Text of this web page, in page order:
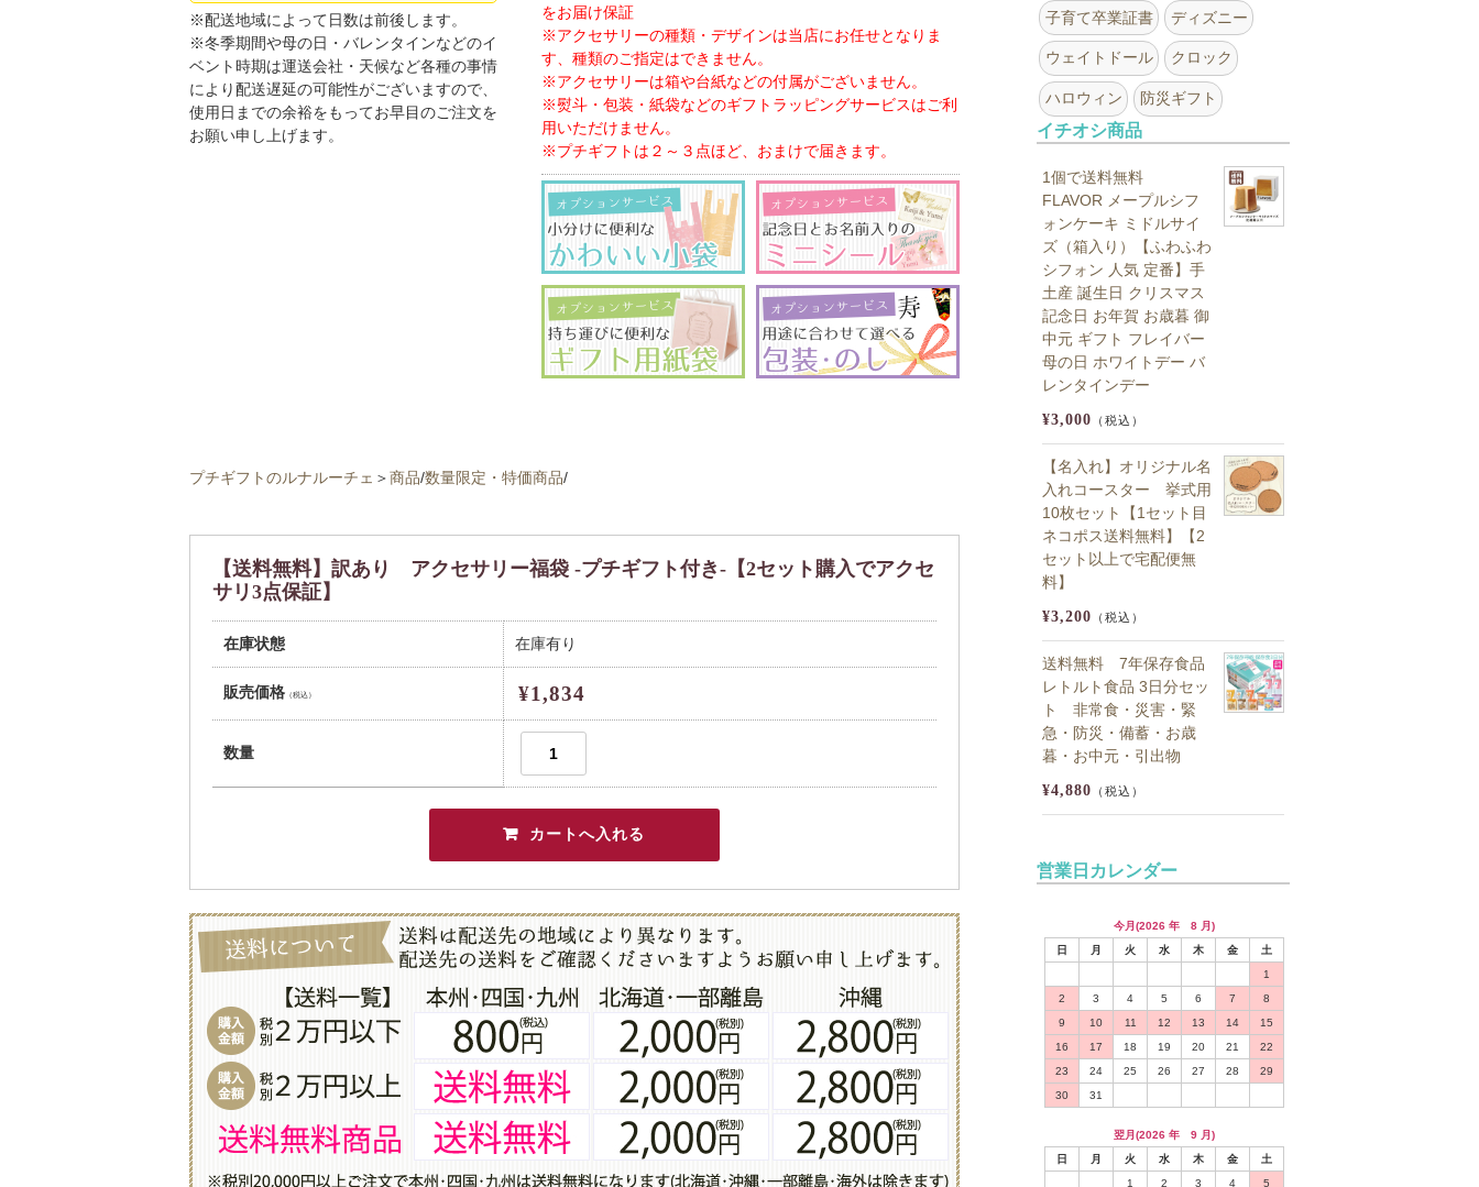
※配送地域によって日数は前後します。
※冬季期間や母の日・バレンタインなどのイ
ベント時期は運送会社・天候など各種の事情
により配送遅延の可能性がございますので、
使用日までの余裕をもってお早目のご注文を
お願い申し上げます。
をお届け保証
※アクセサリーの種類・デザインは当店にお任せとなりま
す、種類のご指定はできません。
※アクセサリーは箱や台紙などの付属がございません。
※熨斗・包装・紙袋などのギフトラッピングサービスはご利
用いただけません。
※プチギフトは２～３点ほど、おまけで届きます。
プチギフトのルナルーチェ ＞商品/数量限定・特価商品/
【送料無料】訳あり アクセサリー福袋 -プチギフト付き-【2セット購入でアクセ
サリ3点保証】
在庫状態 在庫有り
販売価格（税込） ¥1,834
数量
子育て卒業証書 ディズニー
ウェイトドール クロック
ハロウィン 防災ギフト
イチオシ商品
1個で送料無料
FLAVOR メープルシフ
ォンケーキ ミドルサイ
ズ（箱入り）【ふわふわ
シフォン 人気 定番】手
土産 誕生日 クリスマス
記念日 お年賀 お歳暮 御
中元 ギフト フレイバー
母の日 ホワイトデー バ
レンタインデー
¥3,000 （税込）
【名入れ】オリジナル名
入れコースター 挙式用
10枚セット【1セット目
ネコポス送料無料】【2
セット以上で宅配便無
料】
¥3,200 （税込）
送料無料 7年保存食品
レトルト食品 3日分セッ
ト 非常食・災害・緊
急・防災・備蓄・お歳
暮・お中元・引出物
¥4,880 （税込）
営業日カレンダー
今月(2026 年 8 月)
日
月 火 水 木 金
土
1
2
3 4 5 6 7
8
9
10 11 12 13 14
15
16
17 18 19 20 21
22
23
24 25 26 27 28
29
30
31
翌月(2026 年 9 月)
日
月 火 水 木 金
土
1
2 3 4 5